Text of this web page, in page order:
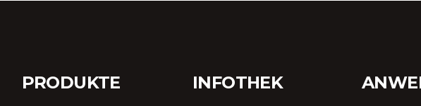
PRODUKTE INFOTHEK